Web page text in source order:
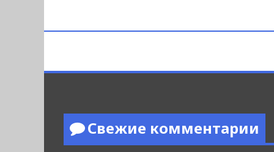
Свежие комментарии